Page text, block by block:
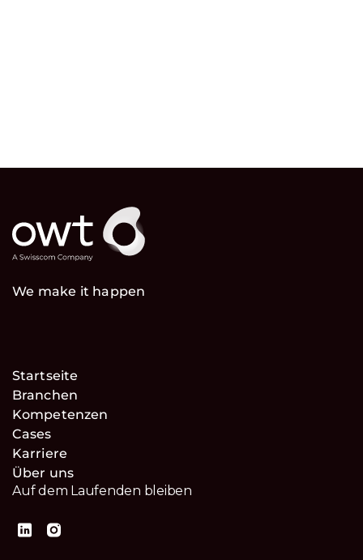
We make it happen
Startseite
Branchen
Kompetenzen
Cases
Karriere
Über uns
Auf dem Laufenden bleiben